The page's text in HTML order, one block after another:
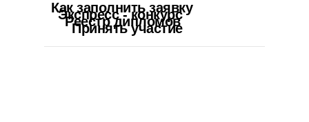
Как заполнить заявку
Экспресс - конкурс
Реестр дипломов
Принять участие